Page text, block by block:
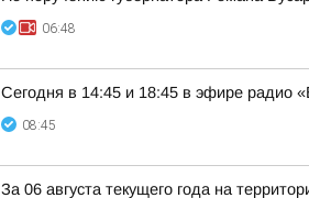
06:48
Сегодня в 14:45 и 18:45 в эфире радио
08:45
За 06 августа текущего года на